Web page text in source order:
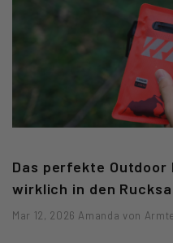
Das perfekte Outdoor
wirklich in den
Mar 12, 2026 Amanda von